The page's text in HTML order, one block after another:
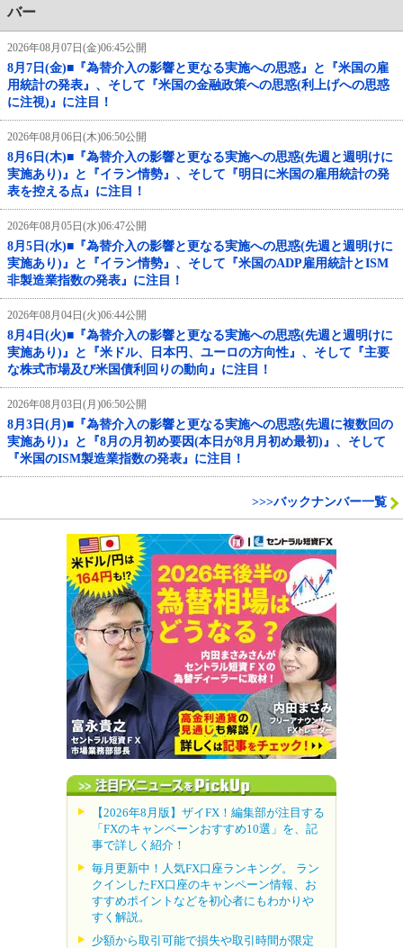
バー
2026年08月07日(金)06:45公開
8月7日(金)■『為替介入の影響と更なる実施への思惑』と『米国の雇
用統計の発表』、そして『米国の金融政策への思惑(利上げへの思惑
に注視)』に注目！
2026年08月06日(木)06:50公開
8月6日(木)■『為替介入の影響と更なる実施への思惑(先週と週明けに
実施あり)』と『イラン情勢』、そして『明日に米国の雇用統計の発
表を控える点』に注目！
2026年08月05日(水)06:47公開
8月5日(水)■『為替介入の影響と更なる実施への思惑(先週と週明けに
実施あり)』と『イラン情勢』、そして『米国のADP雇用統計とISM
非製造業指数の発表』に注目！
2026年08月04日(火)06:44公開
8月4日(火)■『為替介入の影響と更なる実施への思惑(先週と週明けに
実施あり)』と『米ドル、日本円、ユーロの方向性』、そして『主要
な株式市場及び米国債利回りの動向』に注目！
2026年08月03日(月)06:50公開
8月3日(月)■『為替介入の影響と更なる実施への思惑(先週に複数回の
実施あり)』と『8月の月初め要因(本日が8月月初め最初)』、そして
『米国のISM製造業指数の発表』に注目！
>>>バックナンバー一覧
【2026年8月版】ザイFX！編集部が注目する
「FXのキャンペーンおすすめ10選」を、記
事で詳しく紹介！
毎月更新中！人気FX口座ランキング。 ラン
クインしたFX口座のキャンペーン情報、お
すすめポイントなどを初心者にもわかりや
すく解説。
少額から取引可能で損失や取引時間が限定